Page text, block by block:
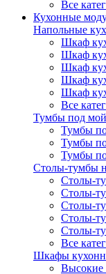
Все
Кухонные
Напольные
Шкаф
Шкаф
Шкаф
Шкаф
Шкаф
Все
Тумбы под
Тумбы
Тумбы
Тумбы
Столы-тумбы
Столы-
Столы-
Столы-
Столы-
Столы-
Все
Шкафы